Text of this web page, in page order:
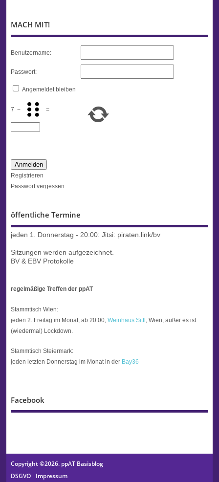
MACH MIT!
Benutzername:
Passwort:
Angemeldet bleiben
7 − =
Anmelden
Registrieren
Passwort vergessen
öffentliche Termine
jeden 1. Donnerstag - 20:00: Jitsi: piraten.link/bv
Sitzungen werden aufgezeichnet.
BV & EBV Protokolle
regelmäßige Treffen der ppAT
Stammtisch Wien:
jeden 2. Freitag im Monat, ab 20:00, Weinhaus Sittl , Wien, außer es ist
(wiedermal) Lockdown.
Stammtisch Steiermark:
jeden letzten Donnerstag im Monat in der Bay36
Facebook
Copyright ©2026. ppAT Basisblog
DSGVO
Impressum